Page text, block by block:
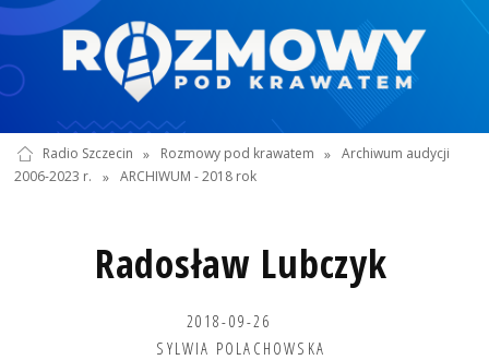
Radio Szczecin » Rozmowy pod krawatem » Archiwum audycji
2006-2023 r.
» ARCHIWUM - 2018 rok
Radosław Lubczyk
2018-09-26
SYLWIA POLACHOWSKA